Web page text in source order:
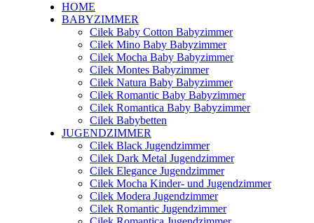
HOME
BABYZIMMER
Cilek Baby Cotton Babyzimmer
Cilek Mino Baby Babyzimmer
Cilek Mocha Baby Babyzimmer
Cilek Montes Babyzimmer
Cilek Natura Baby Babyzimmer
Cilek Romantic Baby Babyzimmer
Cilek Romantica Baby Babyzimmer
Cilek Babybetten
JUGENDZIMMER
Cilek Black Jugendzimmer
Cilek Dark Metal Jugendzimmer
Cilek Elegance Jugendzimmer
Cilek Mocha Kinder- und Jugendzimmer
Cilek Modera Jugendzimmer
Cilek Romantic Jugendzimmer